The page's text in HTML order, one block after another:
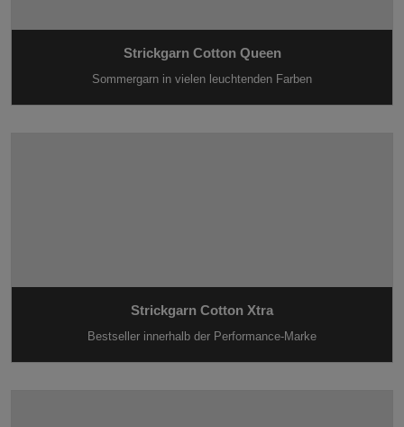
Strickgarn Cotton Queen
Sommergarn in vielen leuchtenden Farben
Strickgarn Cotton Xtra
Bestseller innerhalb der Performance-Marke